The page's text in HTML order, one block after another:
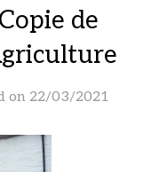
de
on 22/03/2021